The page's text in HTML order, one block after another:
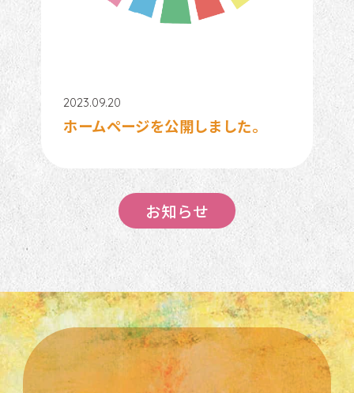
2023.09.20
ホームページを公開しました。
お知らせ